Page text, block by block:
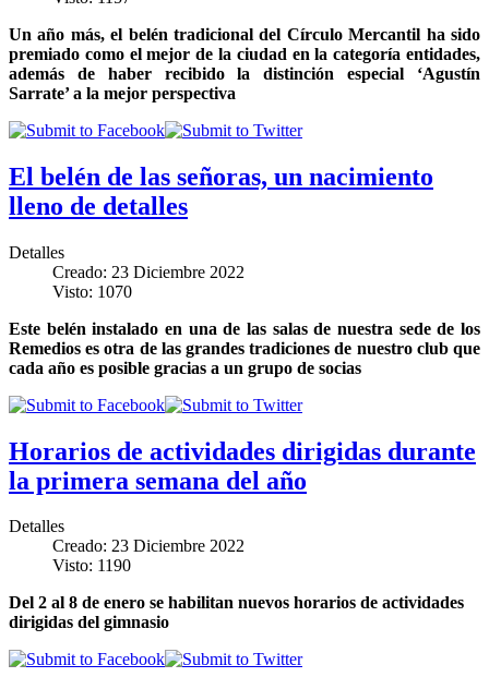
Un año más, el belén tradicional del Círculo Mercantil ha sido
premiado como el mejor de la ciudad en la categoría entidades,
además de haber recibido la distinción especial ‘Agustín
Sarrate’ a la mejor perspectiva
El belén de las señoras, un nacimiento
lleno de detalles
Detalles
Creado: 23 Diciembre 2022
Visto: 1070
Este belén instalado en una de las salas de nuestra sede de los
Remedios es otra de las grandes tradiciones de nuestro club que
cada año es posible gracias a un grupo de socias
Horarios de actividades dirigidas durante
la primera semana del año
Detalles
Creado: 23 Diciembre 2022
Visto: 1190
Del 2 al 8 de enero se habilitan nuevos horarios de actividades
dirigidas del gimnasio